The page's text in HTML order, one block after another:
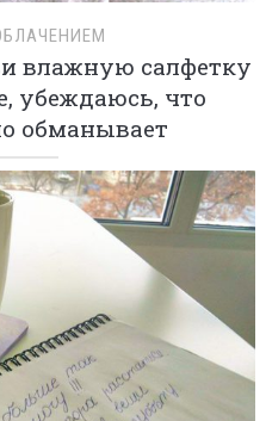
влажную салфетку
убеждаюсь, что
обманывает